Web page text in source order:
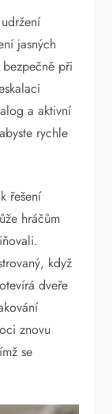
jasných
při
a aktivní
rychle
řešení
hráčům
když
dveře
znovu
se